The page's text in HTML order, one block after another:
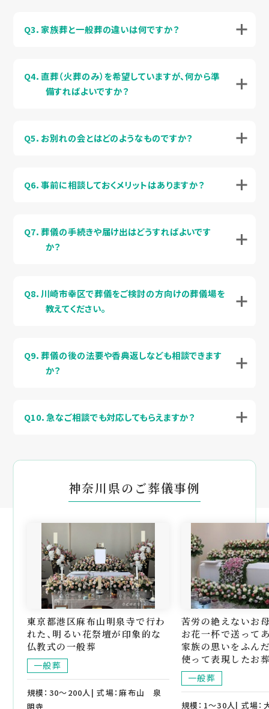
Q3．家族葬と一般葬の違いは何ですか？
Q4．直葬（火葬のみ）を希望していますが、何から準
備すればよいですか？
Q5．お別れの会とはどのようなものですか？
Q6．事前に相談しておくメリットはありますか？
Q7．葬儀の手続きや届け出はどうすればよいです
か？
Q8．川崎市幸区で葬儀をご検討の方向けの葬儀場を
教えてください。
Q9．葬儀の後の法要や香典返しなども相談できます
か？
Q10．急なご相談でも対応してもらえますか？
神奈川県のご葬儀事例
東京都港区麻布山明泉寺で行わ
れた、明るい花祭壇が印象的な
仏教式の一般葬
一般葬
規模：30～200人| 式場：麻布山 泉
明寺
苦労の絶えないお
お花一杯で送って
家族の思いをふん
使って表現したお
一般葬
規模：1～30人| 式場：